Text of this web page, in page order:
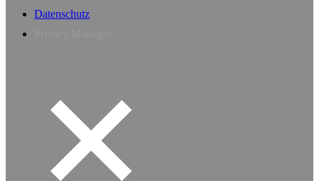
Datenschutz